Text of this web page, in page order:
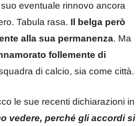
eventuale rinnovo ancora
Tabula rasa. Il belga però
alla sua permanenza. Ma
follemente di
di calcio, sia come città.
le sue recenti dichiarazioni in
vedere, perché gli accordi si